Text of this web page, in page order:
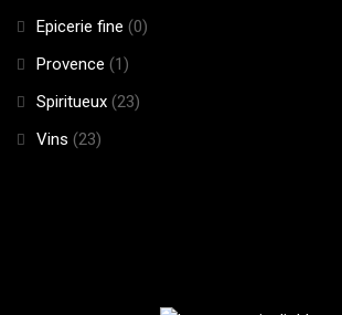
Epicerie fine (0)
Provence (1)
Spiritueux (23)
Vins (23)